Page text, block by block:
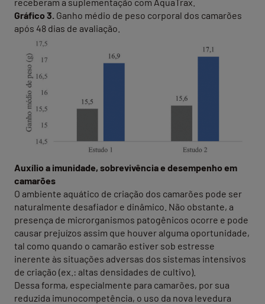
Gráfico 3. Ganho médio de peso corporal dos camarões
após 48 dias de avaliação.
Auxílio a imunidade, sobrevivência e desempenho em
camarões
O ambiente aquático de criação dos camarões pode ser
naturalmente desafiador e dinâmico. Não obstante, a
presença de microrganismos patogênicos ocorre e pode
causar prejuízos assim que houver alguma oportunidade,
tal como quando o camarão estiver sob estresse
inerente às situações adversas dos sistemas intensivos
de criação (ex.: altas densidades de cultivo).
Dessa forma, especialmente para camarões, por sua
reduzida imunocompetência, o uso da nova levedura